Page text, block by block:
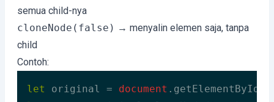
semua child-nya
cloneNode(false) → menyalin elemen saja, tanpa
child
Contoh:
let original = document .getElementById(